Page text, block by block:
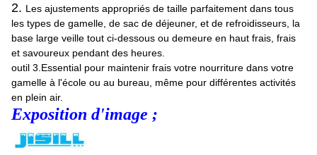
2. Les ajustements appropriés de taille parfaitement dans tous
les types de gamelle, de sac de déjeuner, et de refroidisseurs, la
base large veille tout ci-dessous ou demeure en haut frais, frais
et savoureux pendant des heures.
outil 3.Essential pour maintenir frais votre nourriture dans votre
gamelle à l'école ou au bureau, même pour différentes activités
en plein air.
Exposition d'image ;